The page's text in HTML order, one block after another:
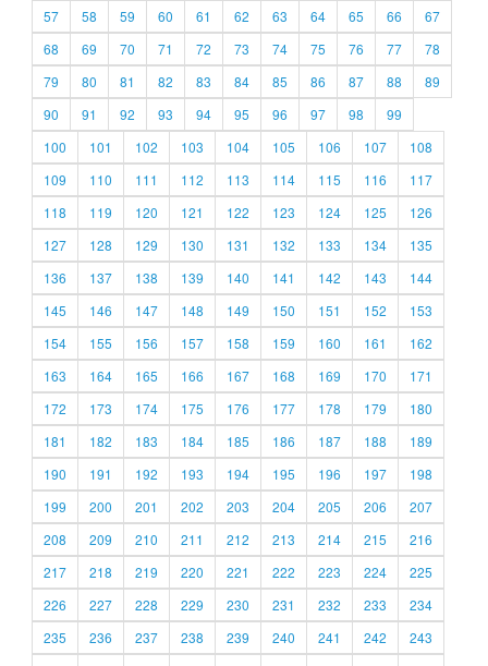
57
58 59 60 61 62 63 64 65 66
67
68
69 70 71 72 73 74 75 76 77
78
79
80 81 82 83 84 85 86 87 88
89
90
91 92 93 94 95 96 97 98
99
100
101 102 103 104 105 106 107
108
109
110 111 112 113 114 115 116
117
118
119 120 121 122 123 124 125
126
127
128 129 130 131 132 133 134
135
136
137 138 139 140 141 142 143
144
145
146 147 148 149 150 151 152
153
154
155 156 157 158 159 160 161
162
163
164 165 166 167 168 169 170
171
172
173 174 175 176 177 178 179
180
181
182 183 184 185 186 187 188
189
190
191 192 193 194 195 196 197
198
199
200 201 202 203 204 205 206
207
208
209 210 211 212 213 214 215
216
217
218 219 220 221 222 223 224
225
226
227 228 229 230 231 232 233
234
235
236 237 238 239 240 241 242
243